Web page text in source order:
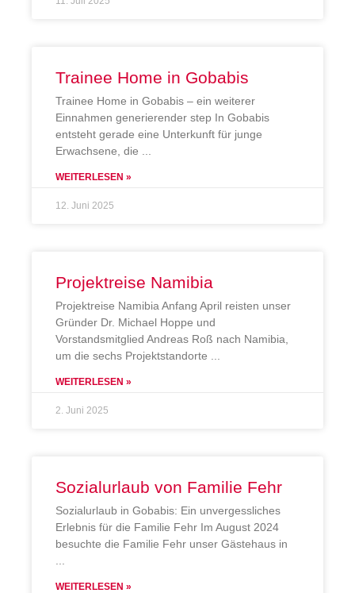
Trainee Home in Gobabis
Trainee Home in Gobabis – ein weiterer
Einnahmen generierender step In Gobabis
entsteht gerade eine Unterkunft für junge
Erwachsene, die
WEITERLESEN »
12. Juni 2025
Projektreise Namibia
Projektreise Namibia Anfang April reisten unser
Gründer Dr. Michael Hoppe und
Vorstandsmitglied Andreas Roß nach Namibia,
um die sechs Projektstandorte
WEITERLESEN »
2. Juni 2025
Sozialurlaub von Familie Fehr
Sozialurlaub in Gobabis: Ein unvergessliches
Erlebnis für die Familie Fehr Im August 2024
besuchte die Familie Fehr unser Gästehaus in
WEITERLESEN »